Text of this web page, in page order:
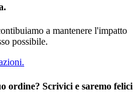
a mantenere l'impatto
possibile.
ordine? Scrivici e saremo felici